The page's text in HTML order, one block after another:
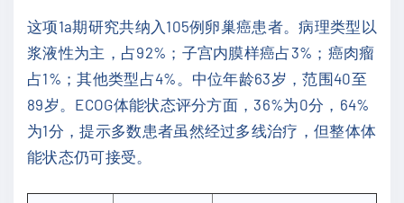
这项1a期研究共纳入105例卵巢癌患者。病理类型以
浆液性为主，占92%；子宫内膜样癌占3%；癌肉瘤
占1%；其他类型占4%。中位年龄63岁，范围40至
89岁。ECOG体能状态评分方面，36%为0分，64%
为1分，提示多数患者虽然经过多线治疗，但整体体
能状态仍可接受。